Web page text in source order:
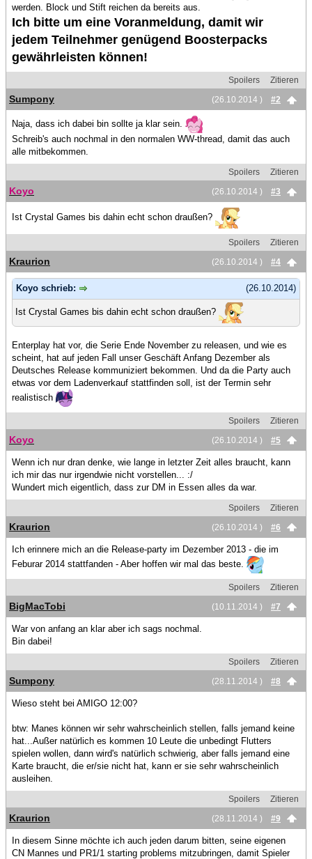
werden. Block und Stift reichen da bereits aus.
Ich bitte um eine Voranmeldung, damit wir
jedem Teilnehmer genügend Boosterpacks
gewährleisten können!
Spoilers
Zitieren
(26.10.2014 )
#2
Sumpony
Naja, dass ich dabei bin sollte ja klar sein.
Schreib's auch nochmal in den normalen WW-thread, damit das auch
alle mitbekommen.
Spoilers
Zitieren
(26.10.2014 )
#3
Koyo
Ist Crystal Games bis dahin echt schon draußen?
Spoilers
Zitieren
(26.10.2014 )
#4
Kraurion
(26.10.2014)
Koyo schrieb:
Ist Crystal Games bis dahin echt schon draußen?
Enterplay hat vor, die Serie Ende November zu releasen, und wie es
scheint, hat auf jeden Fall unser Geschäft Anfang Dezember als
Deutsches Release kommuniziert bekommen. Und da die Party auch
etwas vor dem Ladenverkauf stattfinden soll, ist der Termin sehr
realistisch
Spoilers
Zitieren
(26.10.2014 )
#5
Koyo
Wenn ich nur dran denke, wie lange in letzter Zeit alles braucht, kann
ich mir das nur irgendwie nicht vorstellen... :/
Wundert mich eigentlich, dass zur DM in Essen alles da war.
Spoilers
Zitieren
(26.10.2014 )
#6
Kraurion
Ich erinnere mich an die Release-party im Dezember 2013 - die im
Feburar 2014 stattfanden - Aber hoffen wir mal das beste.
Spoilers
Zitieren
(10.11.2014 )
#7
BigMacTobi
War von anfang an klar aber ich sags nochmal.
Bin dabei!
Spoilers
Zitieren
(28.11.2014 )
#8
Sumpony
Wieso steht bei AMIGO 12:00?
btw: Manes können wir sehr wahrscheinlich stellen, falls jemand keine
hat...Außer natürlich es kommen 10 Leute die unbedingt Flutters
spielen wollen, dann wird's natürlich schwierig, aber falls jemand eine
Karte braucht, die er/sie nicht hat, kann er sie sehr wahrscheinlich
ausleihen.
Spoilers
Zitieren
(28.11.2014 )
#9
Kraurion
In diesem Sinne möchte ich auch jeden darum bitten, seine eigenen
CN Mannes und PR1/1 starting problems mitzubringen, damit Spieler